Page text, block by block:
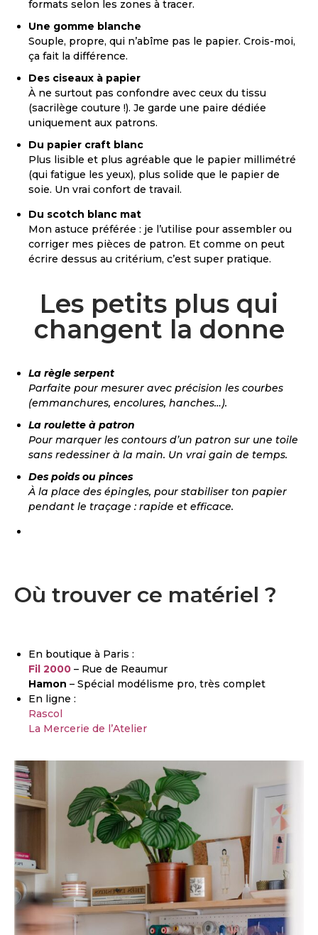
formats selon les zones à tracer.
Une gomme blanche
Souple, propre, qui n’abîme pas le papier. Crois-moi,
ça fait la différence.
Des ciseaux à papier
À ne surtout pas confondre avec ceux du tissu
(sacrilège couture !). Je garde une paire dédiée
uniquement aux patrons.
Du papier craft blanc
Plus lisible et plus agréable que le papier millimétré
(qui fatigue les yeux), plus solide que le papier de
soie. Un vrai confort de travail.
Du scotch blanc mat
Mon astuce préférée : je l’utilise pour assembler ou
corriger mes pièces de patron. Et comme on peut
écrire dessus au critérium, c’est super pratique.
Les petits plus qui
changent la donne
La règle serpent
Parfaite pour mesurer avec précision les courbes
(emmanchures, encolures, hanches…).
La roulette à patron
Pour marquer les contours d’un patron sur une toile
sans redessiner à la main. Un vrai gain de temps.
Des poids ou pinces
À la place des épingles, pour stabiliser ton papier
pendant le traçage : rapide et efficace.
Où trouver ce matériel ?
En boutique à Paris :
Fil 2000 – Rue de Reaumur
Hamon – Spécial modélisme pro, très complet
En ligne :
Rascol
La Mercerie de l’Atelier